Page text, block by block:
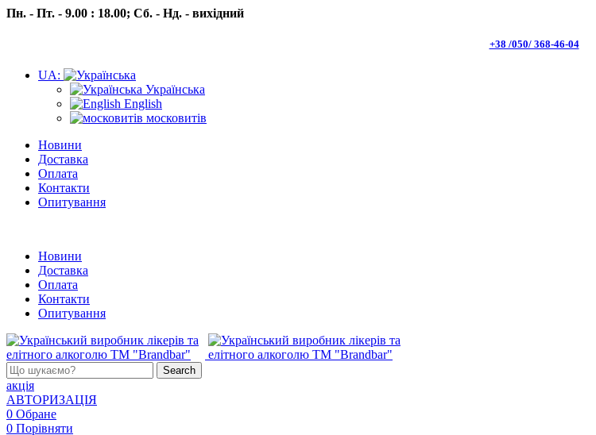
Пн. - Пт. - 9.00 : 18.00; Сб. - Нд. - вихідний
+38 /050/ 368-46-04
UA:
Українська
English
московитів
Новини
Доставка
Оплата
Контакти
Опитування
Новини
Доставка
Оплата
Контакти
Опитування
Search
акція
АВТОРИЗАЦІЯ
0 Обране
0 Порівняти